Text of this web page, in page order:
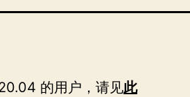
的用户，请见此